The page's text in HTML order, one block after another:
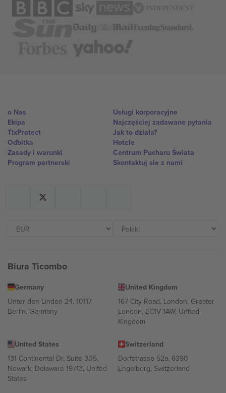
o Nas
Ekipa
TixProtect
Odbitka
Zasady i warunki
Program partnerski
Usługi korporacyjne
Najczęściej zadawane pytania
Jak to działa?
Hotele
Centrum Pucharu Świata
Skontaktuj sie z nami
Biura Ticombo
Germany
Unter den Linden 24, 10117
Berlin, Germany
United Kingdom
167 City Road, London, Greater
London, EC1V 1AW, United
Kingdom
United States
131 Continental Dr, Suite 305,
Newark, Delaware 19713, United
States
Switzerland
Dorfstrasse 52a, 6390
Engelberg, Switzerland